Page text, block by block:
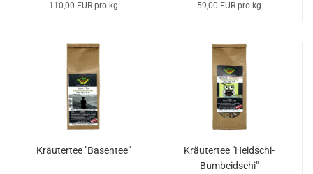
110,00 EUR pro kg 59,00 EUR pro kg
Kräutertee "Basentee"
Kräutertee "Heidschi-
Bumbeidschi"